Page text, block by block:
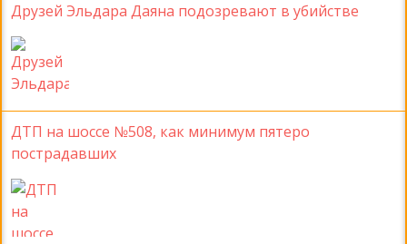
Друзей Эльдара Даяна подозревают в убийстве
ДТП на шоссе №508, как минимум пятеро
пострадавших